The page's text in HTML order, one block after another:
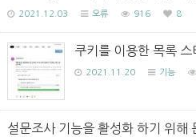
2021.12.03 오류 916 8
쿠키를 이용한 목록 스
2021.11.20 기능
설문조사 기능을 활성화 하기 위해